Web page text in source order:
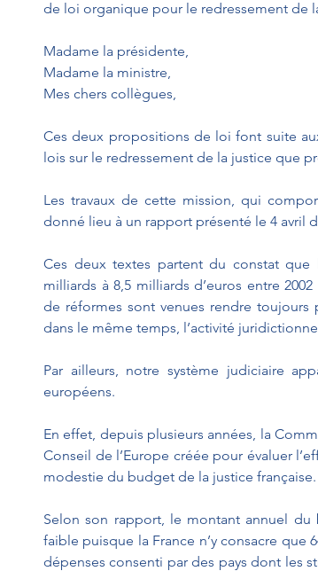
de loi organique pour le redressement de
Madame la présidente,
Madame la ministre,
Mes chers collègues,
Ces deux propositions de loi font suite
lois sur le redressement de la justice que
Les travaux de cette mission, qui
donné lieu à un rapport présenté le 4 avril
Ces deux textes partent du constat que
milliards à 8,5 milliards d’euros entre
de réformes sont venues rendre
dans le même temps, l’activité
Par ailleurs, notre système judiciaire
européens.
En effet, depuis plusieurs années, la
Conseil de l’Europe créée pour évaluer
modestie du budget de la justice française.
Selon son rapport, le montant annuel du
faible puisque la France n’y consacre que
dépenses consenti par des pays dont les